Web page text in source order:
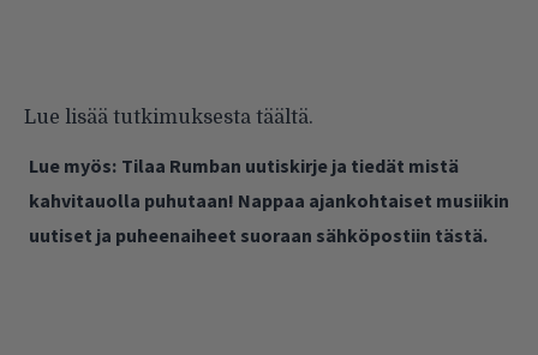
Lue lisää tutkimuksesta täältä.
Lue myös: Tilaa Rumban uutiskirje ja tiedät mistä
kahvitauolla puhutaan! Nappaa ajankohtaiset musiikin
uutiset ja puheenaiheet suoraan sähköpostiin tästä.